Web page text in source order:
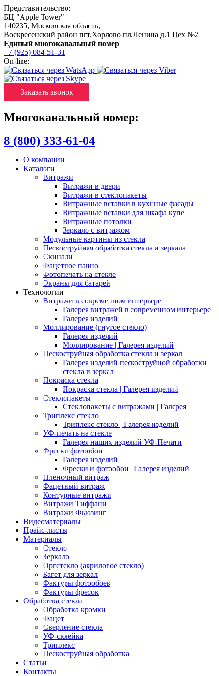
Представительство:
БЦ "Apple Tower"
140235, Московская область,
Воскресенский район пгт.Хорлово пл.Ленина д.1 Цех №2
Единый многоканальный номер
+7 (925) 084-51-31
On-line:
Заказать звонок
Многоканальный номер:
8 (800) 333-61-04
О компании
Каталоги
Витражи
Витражи в двери
Витражи в стеклопакеты
Витражные вставки в кухнные фасады
Витражные вставки для шкафа купе
Витражные потолки
Зеркало с витражом
Модульные картины из стекла
Пескоструйная обработка стекла и зеркала
Скинали
Фацетное панно
Фотопечать на стекле
Экраны для батарей
Технологии
Витражи в современном интерьере
Галерея витражей в современном интерьере
Галерея изделий
Моллирование (гнутое стекло)
Галерея изделий
Моллирование | Галерея изделий
Пескоструйная обработка стекла и зеркал
Галерея изделий пескоструйной обработки
стекла и зеркал
Покраска стекла
Покраска стекла | Галерея изделий
Стеклопакеты
Стеклопакеты с витражами | Галерея
Триплекс стекло
Триплекс стекло | Галерея изделий
УФ-печать на стекле
Галерея наших изделий УФ-Печати
Фрески фотообои
Галерея изделий
Фрески и фотообои | Галерея изделий
Пленочный витраж
Фацетный витраж
Контурные витражи
Витражи Тиффани
Витражи Фьюзинг
Видеоматериалы
Прайс-листы
Материалы
Стекло
Зеркало
Оргстекло (акриловое стекло)
Багет для зеркал
Фактуры фотообоев
Фактуры фресок
Обработка стекла
Обработка кромки
Фацет
Сверление стекла
УФ-склейка
Триплекс
Пескоструйная обработка
Статьи
Контакты